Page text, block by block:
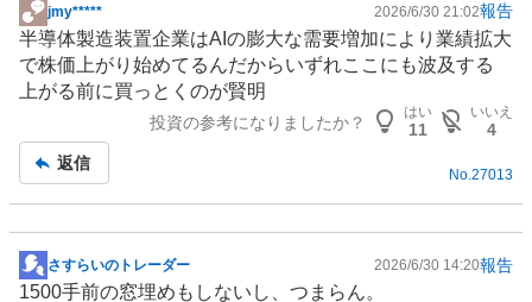
掲
示
板
記
jmy***** 2026/6/30 21:02報告
半導体製造装置企業はAIの膨大な需要増加により業績拡大
で株価上がり始めてるんだからいずれここにも波及する
上がる前に買っとくのが賢明
投資の参考になりましたか？
はい
11
いいえ
4
返信
No.27013
掲
さすらいのトレーダー 2026/6/30 14:20報告
1500手前の窓埋めもしないし、つまらん。